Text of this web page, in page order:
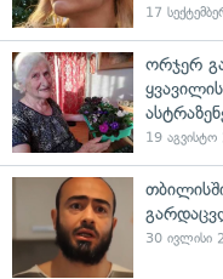
17
ორჯერ
19
30 ივლისი